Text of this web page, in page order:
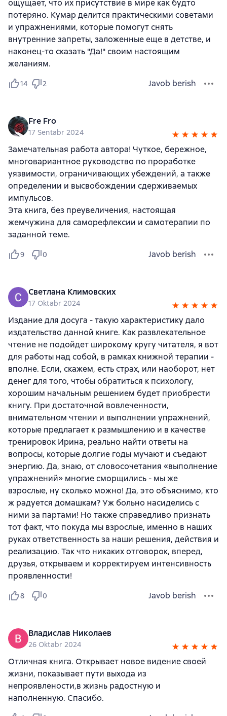
ощущает, что их присутствие в мире как будто
потеряно. Кумар делится практическими советами
и упражнениями, которые помогут снять
внутренние запреты, заложенные еще в детстве, и
наконец-то сказать "Да!" своим настоящим
желаниям.
14 2 Javob berish
Fre Fro
17 Sentabr 2024
Замечательная работа автора! Чуткое, бережное,
многовариантное руководство по проработке
уязвимости, ограничивающих убеждений, а также
определении и высвобождении сдерживаемых
импульсов.
Эта книга, без преувеличения, настоящая
жемчужина для саморефлексии и самотерапии по
заданной теме.
9 0 Javob berish
Светлана Климовских
17 Oktabr 2024
Издание для досуга - такую характеристику дало
издательство данной книге. Как развлекательное
чтение не подойдет широкому кругу читателя, я вот
для работы над собой, в рамках книжной терапии -
вполне. Если, скажем, есть страх, или наоборот, нет
денег для того, чтобы обратиться к психологу,
хорошим начальным решением будет приобрести
книгу. При достаточной вовлеченности,
внимательном чтении и выполнении упражнений,
которые предлагает к размышлению и в качестве
тренировок Ирина, реально найти ответы на
вопросы, которые долгие годы мучают и съедают
энергию. Да, знаю, от словосочетания «выполнение
упражнений» многие сморщились - мы же
взрослые, ну сколько можно! Да, это объяснимо, кто
ж радуется домашкам? Уж больно насиделись с
ними за партами! Но также справедливо признать
тот факт, что покуда мы взрослые, именно в наших
руках ответственность за наши решения, действия и
реализацию. Так что никаких отговорок, вперед,
друзья, открываем и корректируем интенсивность
проявленности!
8 0 Javob berish
Владислав Николаев
26 Oktabr 2024
Отличная книга. Открывает новое видение своей
жизни, показывает пути выхода из
непроявлености,в жизнь радостную и
наполненную. Спасибо.